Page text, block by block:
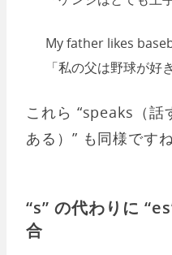
My father likes
「私の父は野球が好
これら “speaks（話
ある）” も同様ですね
“s” の代わりに
合